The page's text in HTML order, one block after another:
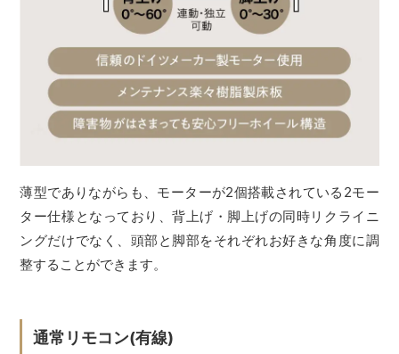
薄型でありながらも、モーターが2個搭載されている2モー
ター仕様となっており、背上げ・脚上げの同時リクライニ
ングだけでなく、頭部と脚部をそれぞれお好きな角度に調
整することができます。
通常リモコン(有線)